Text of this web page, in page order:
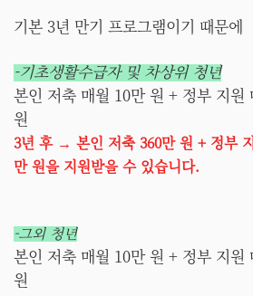
기본 3년 만기 프로그램이기 때문에
-기초생활수급자 및 차상위 청년
본인 저축 매월 10만 원 + 정부 지원
원
3년 후 → 본인 저축 360만 원 + 정부
만 원을 지원받을 수 있습니다.
-그외 청년
본인 저축 매월 10만 원 + 정부 지원
원